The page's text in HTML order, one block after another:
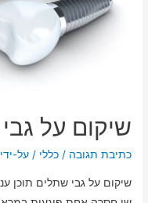
שיקום על
כתיבת תגובה /כללי / על-ידי
שיקום על גבי שתלים תוכן